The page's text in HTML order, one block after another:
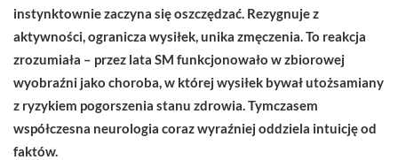
instynktownie zaczyna się oszczędzać. Rezygnuje z
aktywności, ogranicza wysiłek, unika zmęczenia. To reakcja
zrozumiała – przez lata SM funkcjonowało w zbiorowej
wyobraźni jako choroba, w której wysiłek bywał utożsamiany
z ryzykiem pogorszenia stanu zdrowia. Tymczasem
współczesna neurologia coraz wyraźniej oddziela intuicję od
faktów.